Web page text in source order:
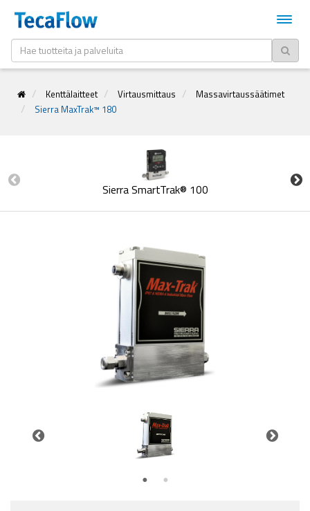
Kenttälaitteet Virtausmittaus
Massavirtaussäätimet
Sierra MaxTrak™ 180
Sierra SmartTrak® 100